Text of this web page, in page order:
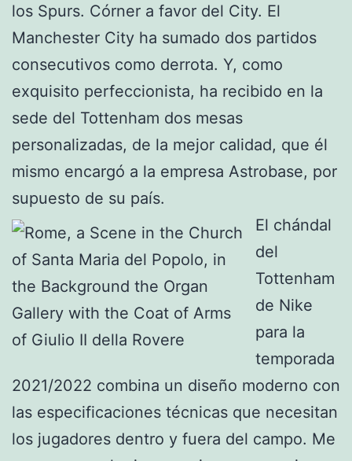
los Spurs. Córner a favor del City. El
Manchester City ha sumado dos partidos
consecutivos como derrota. Y, como
exquisito perfeccionista, ha recibido en la
sede del Tottenham dos mesas
personalizadas, de la mejor calidad, que él
mismo encargó a la empresa Astrobase, por
supuesto de su país.
El chándal
del
Tottenham
de Nike
para la
temporada
2021/2022 combina un diseño moderno con
las especificaciones técnicas que necesitan
los jugadores dentro y fuera del campo. Me